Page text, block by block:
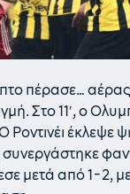
πέρασε…
Στο 11′, ο
Ροντινέι έκλεψε
συνεργάστηκε
μετά από 1-2,